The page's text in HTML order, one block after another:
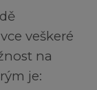
veškeré
na
je: